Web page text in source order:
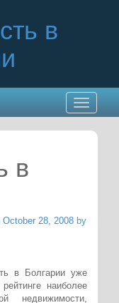
в
Toggle
в
October 28, 2008 by
в Болгарии уже
наиболее
недвижимости,